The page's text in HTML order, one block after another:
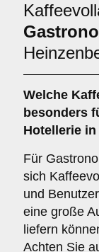
Welche
besonders
Hotellerie
Für
sich
und
eine große
liefern
Achten Sie